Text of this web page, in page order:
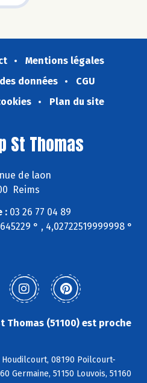
Mentions légales
données
CGU
Plan du site
St Thomas
de laon
Reims
:03 26 77 04 89
° , 4,02722519999998 °
Thomas (51100) est proche
08190 Poilcourt-
Germaine, 51150 Louvois, 51160